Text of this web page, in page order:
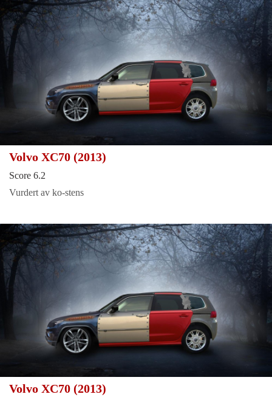
Volvo XC70 (2013)
Score 6.2
Vurdert av ko-stens
Volvo XC70 (2013)